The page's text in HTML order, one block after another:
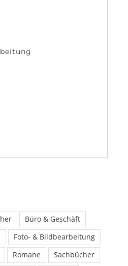
Büro & Geschäft
Foto- & Bildbearbeitung
Romane
Sachbücher